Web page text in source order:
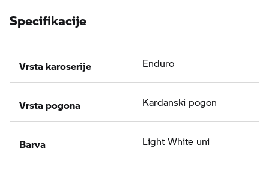
Specifikacije
Vrsta karoserije Enduro
Vrsta pogona Kardanski pogon
Barva Light White uni